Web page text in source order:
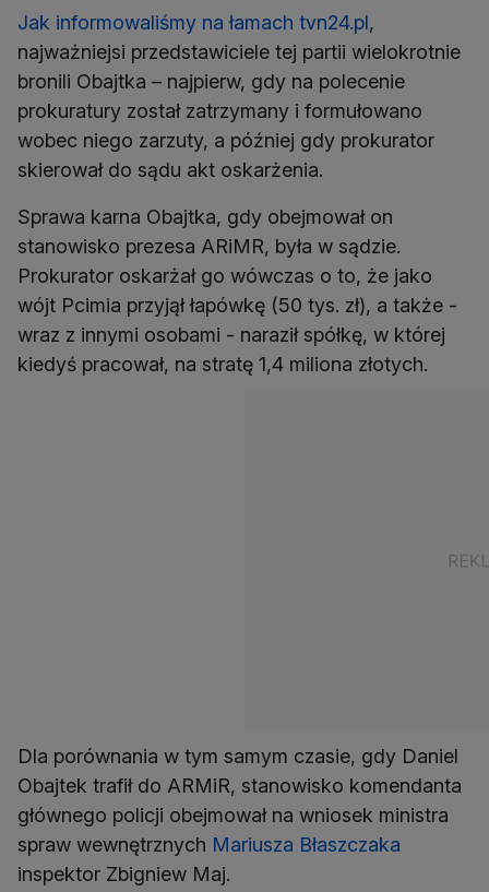
Jak informowaliśmy na łamach tvn24.pl,
najważniejsi przedstawiciele tej partii wielokrotnie
bronili Obajtka – najpierw, gdy na polecenie
prokuratury został zatrzymany i formułowano
wobec niego zarzuty, a później gdy prokurator
skierował do sądu akt oskarżenia.
Sprawa karna Obajtka, gdy obejmował on
stanowisko prezesa ARiMR, była w sądzie.
Prokurator oskarżał go wówczas o to, że jako
wójt Pcimia przyjął łapówkę (50 tys. zł), a także -
wraz z innymi osobami - naraził spółkę, w której
kiedyś pracował, na stratę 1,4 miliona złotych.
Dla porównania w tym samym czasie, gdy Daniel
Obajtek trafił do ARMiR, stanowisko komendanta
głównego policji obejmował na wniosek ministra
spraw wewnętrznych Mariusza Błaszczaka
inspektor Zbigniew Maj.